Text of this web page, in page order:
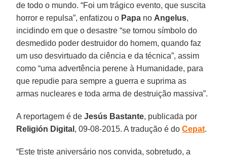
de todo o mundo. “Foi um trágico evento, que suscita
horror e repulsa”, enfatizou o Papa no Angelus,
incidindo em que o desastre “se tornou símbolo do
desmedido poder destruidor do homem, quando faz
um uso desvirtuado da ciência e da técnica”, assim
como “uma advertência perene à Humanidade, para
que repudie para sempre a guerra e suprima as
armas nucleares e toda arma de destruição massiva”.
A reportagem é deJesús Bastante, publicada por
Religión Digital , 09-08-2015. A tradução é doCepat.
“Este triste aniversário nos convida, sobretudo, a